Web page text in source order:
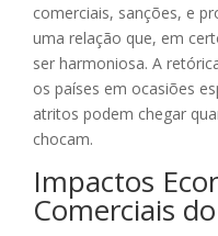
comerciais, sanções, e
uma relação que, em
ser harmoniosa. A
os países em ocasiões
atritos podem chegar
chocam.
Impactos
Comerciais